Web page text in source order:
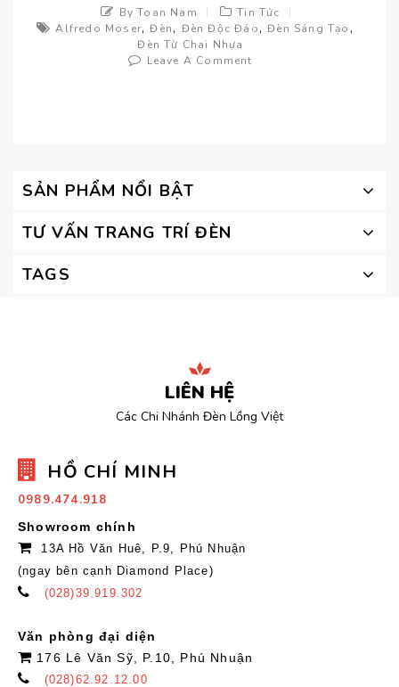
By Toan Nam
Tin Tức
Alfredo Moser,Đèn, Đèn Độc Đáo,Đèn Sáng Tạo ,
Đèn Từ Chai Nhựa
Leave A Comment
SẢN PHẨM NỔI BẬT
TƯ VẤN TRANG TRÍ ĐÈN
TAGS
LIÊN HỆ
Các Chi Nhánh Đèn Lồng Việt
HỒ CHÍ MINH
0989.474.918
Showroom chính
13A Hồ Văn Huê, P.9, Phú Nhuận
(ngay bên cạnh Diamond Place)
(028)39.919.302
Văn phòng đại diện
176 Lê Văn Sỹ, P.10, Phú Nhuận
(028)62.92.12.00